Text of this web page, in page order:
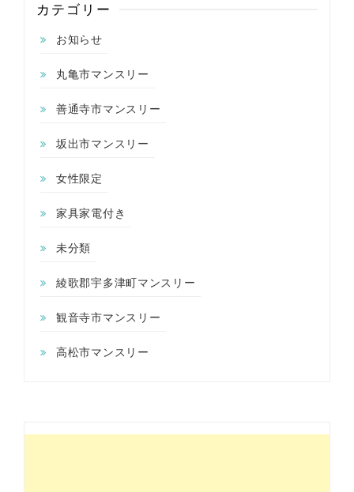
カテゴリー
お知らせ
丸亀市マンスリー
善通寺市マンスリー
坂出市マンスリー
女性限定
家具家電付き
未分類
綾歌郡宇多津町マンスリー
観音寺市マンスリー
高松市マンスリー